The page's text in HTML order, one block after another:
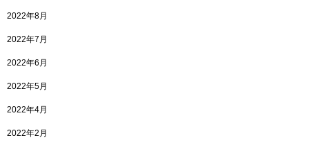
2022年8月
2022年7月
2022年6月
2022年5月
2022年4月
2022年2月